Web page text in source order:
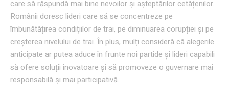
care să răspundă mai bine nevoilor și așteptărilor cetățenilor.
Românii doresc lideri care să se concentreze pe
îmbunătățirea condițiilor de trai, pe diminuarea corupției și pe
creșterea nivelului de trai. În plus, mulți consideră că alegerile
anticipate ar putea aduce în frunte noi partide și lideri capabili
să ofere soluții inovatoare și să promoveze o guvernare mai
responsabilă și mai participativă.